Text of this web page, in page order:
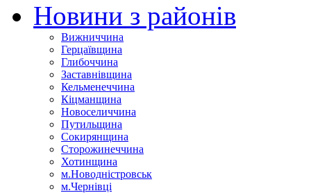
Новини з районів
Вижниччина
Герцаївщина
Глибоччина
Заставнівщина
Кельменеччина
Кіцманщина
Новоселиччина
Путильщина
Сокирянщина
Сторожинеччина
Хотинщина
м.Новодністровськ
м.Чернівці